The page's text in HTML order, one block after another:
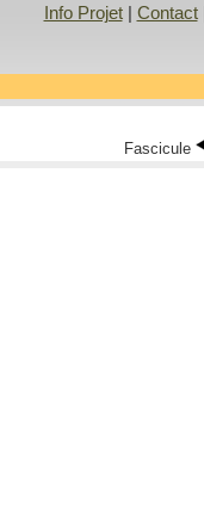
Info Projet| Contact|
Fascicule